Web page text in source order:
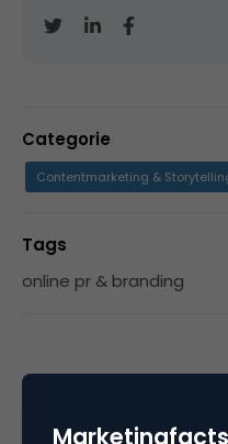
Categorie
Contentmarketing &
Tags
online pr & branding